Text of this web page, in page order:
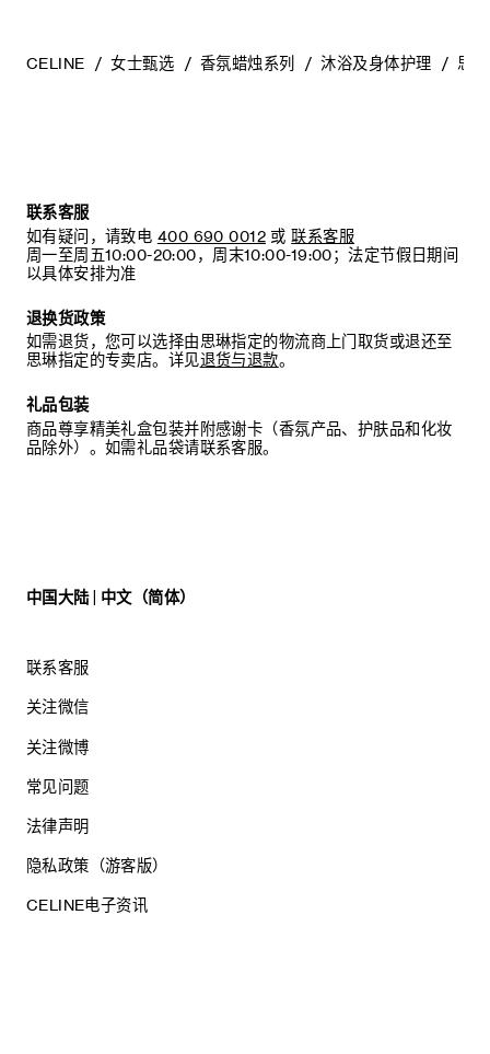
产品执行的标准编号：国妆网备进字（沪）2025004039
成分：水、聚山梨醇酯-20、甘油、癸基葡糖苷、鲸蜡硬脂醇聚
醚-60 肉豆蔻基甘露醇、椰油酰谷氨酸二钠、（日用）香精、
椰油酰胺丙基甜菜碱、椰油酰两性基乙酸钠、柠檬酸、椰油酰
谷氨酸钠、氯化钠、1,2-己二醇、辛甘醇、氯苯甘醚、苯甲酸
钠。
其他微量成分：甘醇酸钠。
本列表可能会随着时间有所演变。使用本产品之前，请先参阅
包装上的成分表，以确保这些成分均适合您个人使用。
使用方法：可每日用于手部及身体肌肤。取少量本品与水混
合，形成轻盈而细腻的泡沫。
这款清洁凝露能温和清洁，并为肌肤带来芳香。
净含量：500ML
CELINE 女士甄选 香氛蜡烛系列 沐浴及身体护理 思
联系客服
如有疑问，请致电 400 690 0012 或 联系客服
周一至周五10:00-20:00，周末10:00-19:00；法定节假日期间
以具体安排为准
退换货政策
如需退货，您可以选择由思琳指定的物流商上门取货或退还至
思琳指定的专卖店。详见退货与退款。
礼品包装
商品尊享精美礼盒包装并附感谢卡（香氛产品、护肤品和化妆
品除外）。如需礼品袋请联系客服。
中国大陆 | 中文（简体）
联系客服
关注微信
关注微博
常见问题
法律声明
隐私政策（游客版）
CELINE电子资讯